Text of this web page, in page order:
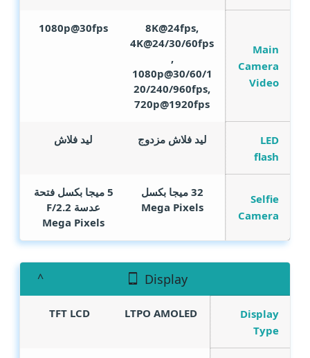
Main
Camera
Video
8K@24fps,
4K@24/30/60fps
,
1080p@30/60/1
20/240/960fps,
720p@1920fps
1080p@30fps
LED
flash
ليد فلاش مزدوج ليد فلاش
Selfie
Camera
32 ميجا بكسل
Mega Pixels
5 ميجا بكسل فتحة
عدسة F/2.2
Mega Pixels
Display
Display
Type
LTPO AMOLED
TFT LCD